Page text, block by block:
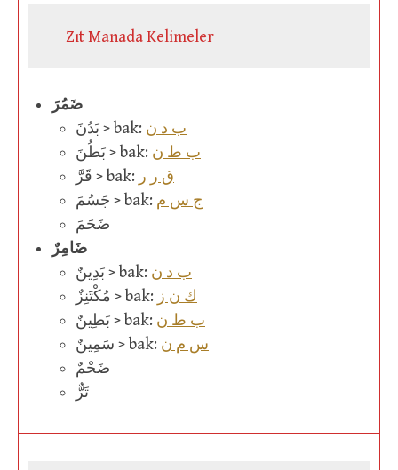
Zıt Manada Kelimeler
ضَمُرَ
بَدُنَ > bak: ب د ن
بَطُنَ > bak: ب ط ن
قَرَّ > bak: ق ر ر
جَسُمَ > bak: ج س م
ضَحَمَ
ضَامِرٌ
بَدِينٌ > bak: ب د ن
مُكْتَنِزٌ > bak: ك ن ز
بَطِينٌ > bak: ب ط ن
سَمِينٌ > bak: س م ن
ضَحْمٌ
تَرٌّ